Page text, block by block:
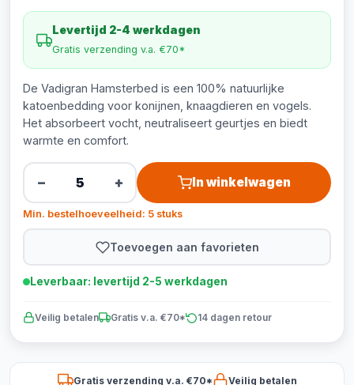
Levertijd 2-4 werkdagen
Gratis verzending v.a. €70*
De Vadigran Hamsterbed is een 100% natuurlijke
katoenbedding voor konijnen, knaagdieren en vogels.
Het absorbeert vocht, neutraliseert geurtjes en biedt
warmte en comfort.
− + In winkelwagen
Min. bestelhoeveelheid: 5 stuks
Toevoegen aan favorieten
Leverbaar: levertijd 2-5 werkdagen
Veilig betalen Gratis v.a. €70* 14 dagen retour
Gratis verzending v.a. €70*
Veilig betalen